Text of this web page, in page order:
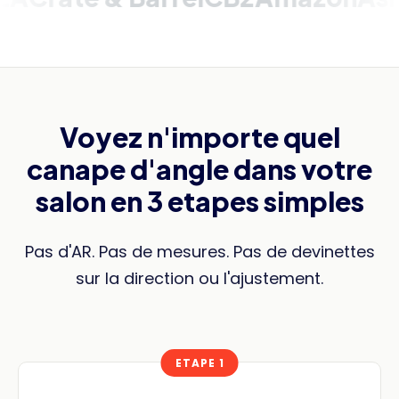
Voyez n'importe quel
canape d'angle dans votre
salon en 3 etapes simples
Pas d'AR. Pas de mesures. Pas de devinettes
sur la direction ou l'ajustement.
ETAPE 1